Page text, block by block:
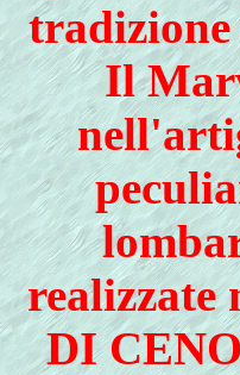
Il
realizzate
DI